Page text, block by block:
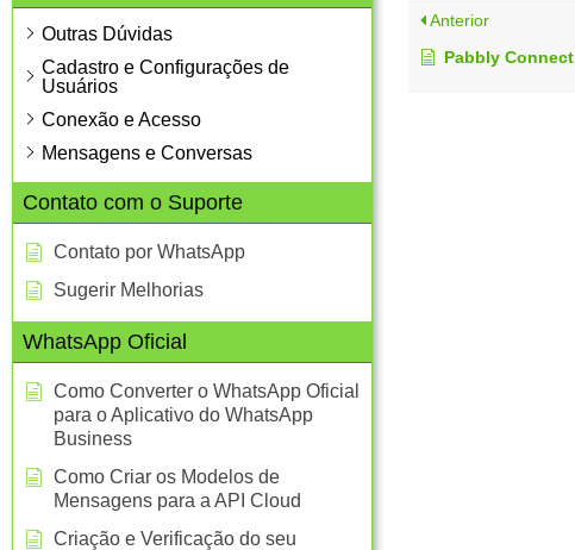
Outras Dúvidas
Cadastro e Configurações de
Usuários
Conexão e Acesso
Mensagens e Conversas
Contato com o Suporte
Contato por WhatsApp
Sugerir Melhorias
WhatsApp Oficial
Como Converter o WhatsApp Oficial
para o Aplicativo do WhatsApp
Business
Como Criar os Modelos de
Mensagens para a API Cloud
Criação e Verificação do seu
Anterior
Pabbly Connect